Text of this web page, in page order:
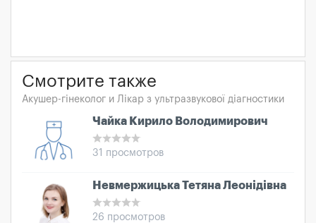
Смотрите также
Акушер-гінеколог и Лікар з ультразвукової діагностики
Чайка Кирило Володимирович
31 просмотров
Невмержицька Тетяна Леонідівна
26 просмотров